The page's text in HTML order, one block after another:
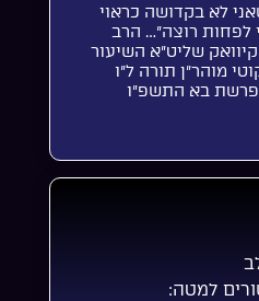
לא בקדושה כראוי
לפחות רוצה”… הרב
קיוואק שליט”א השיעור
מוהר”ן תורה ל”ו
למטה: